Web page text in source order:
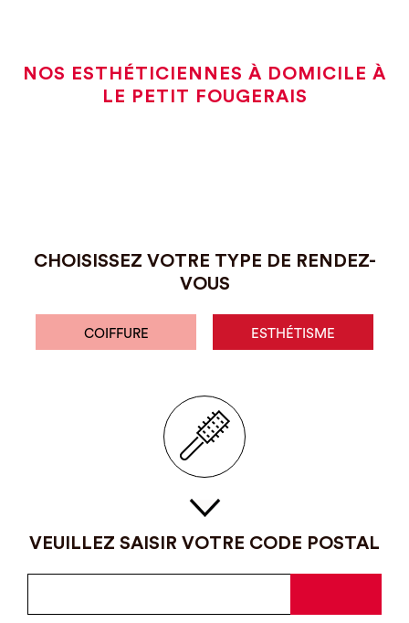
NOS ESTHÉTICIENNES À DOMICILE À
LE PETIT FOUGERAIS
CHOISISSEZ VOTRE TYPE DE RENDEZ-
VOUS
COIFFURE ESTHÉTISME
VEUILLEZ SAISIR VOTRE CODE POSTAL